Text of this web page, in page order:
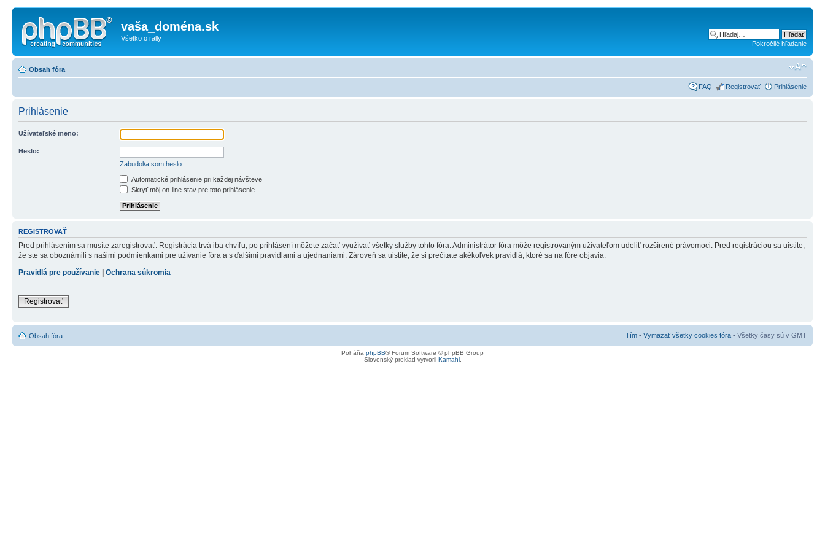
vaša_doména.sk
Všetko o rally
Pokročilé hľadanie
Obsah fóra
FAQ Registrovať Prihlásenie
Prihlásenie
Užívateľské meno:
Heslo:
Zabudol/a som heslo
Automatické prihlásenie pri každej návšteve
Skryť môj on-line stav pre toto prihlásenie
REGISTROVAŤ
Pred prihlásením sa musíte zaregistrovať. Registrácia trvá iba chvíľu, po prihlásení môžete začať využívať všetky služby tohto fóra. Administrátor fóra môže registrovaným užívateľom udeliť rozšírené právomoci. Pred registráciou sa uistite,
že ste sa oboznámili s našimi podmienkami pre užívanie fóra a s ďalšími pravidlami a ujednaniami. Zároveň sa uistite, že si prečítate akékoľvek pravidlá, ktoré sa na fóre objavia.
Pravidlá pre používanie
Ochrana súkromia
Registrovať
Obsah fóra Tím • Vymazať všetky cookies fóra • Všetky časy sú v GMT
Poháňa phpBB® Forum Software © phpBB Group
Slovenský preklad vytvoril Kamahl.